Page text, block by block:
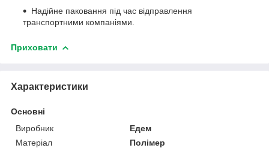
Надійне паковання під час відправлення
транспортними компаніями.
Приховати
Характеристики
Основні
Виробник
Едем
Матеріал
Полімер